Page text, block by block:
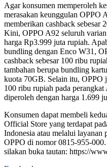
Agar konsumen memperoleh
merasakan keunggulan OPPO
memberikan cashback sebesar
Kini, OPPO A92 seluruh
harga Rp3.999 juta rupiah.
bundling dengan Enco W31,
cashback sebesar 100 ribu
tambahan berupa bundling
kuota 70GB. Selain itu, OPPO
100 ribu rupiah pada
diperoleh dengan harga 1.699
Konsumen dapat membeli
Official Store yang terdapat
Indonesia atau melalui
OPPO di nomor 0815-955-
silakan buka tautan: https://